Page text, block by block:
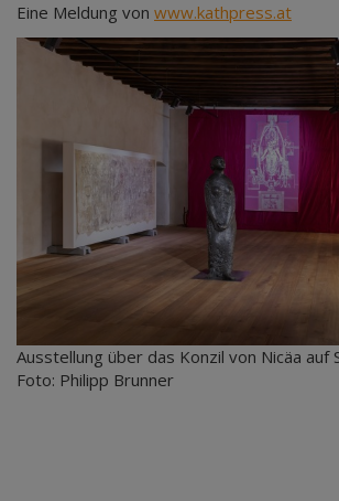
Eine Meldung von www.kathpress.at
Ausstellung über das Konzil von Nicäa auf
Foto: Philipp Brunner